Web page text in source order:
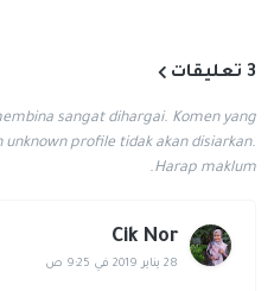
3 تعليقات
sangat dihargai. Komen yang
profile tidak akan disiarkan.
Harap maklum.
Cik Nor
28 يناير 2019 في 9:25 ص